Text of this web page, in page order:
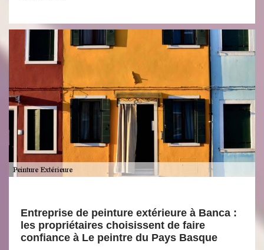
Entreprise de peinture extérieure à Banca :
les propriétaires choisissent de faire
confiance à Le peintre du Pays Basque